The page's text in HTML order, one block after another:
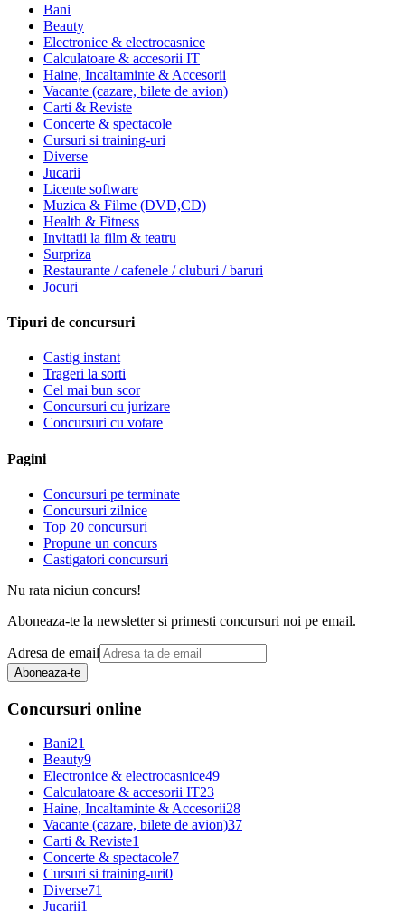
Bani
Beauty
Electronice & electrocasnice
Calculatoare & accesorii IT
Haine, Incaltaminte & Accesorii
Vacante (cazare, bilete de avion)
Carti & Reviste
Concerte & spectacole
Cursuri si training-uri
Diverse
Jucarii
Licente software
Muzica & Filme (DVD,CD)
Health & Fitness
Invitatii la film & teatru
Surpriza
Restaurante / cafenele / cluburi / baruri
Jocuri
Tipuri de concursuri
Castig instant
Trageri la sorti
Cel mai bun scor
Concursuri cu jurizare
Concursuri cu votare
Pagini
Concursuri pe terminate
Concursuri zilnice
Top 20 concursuri
Propune un concurs
Castigatori concursuri
Nu rata niciun concurs!
Aboneaza-te la newsletter si primesti concursuri noi pe email.
Adresa de email
Aboneaza-te
Concursuri online
Bani21
Beauty9
Electronice & electrocasnice49
Calculatoare & accesorii IT23
Haine, Incaltaminte & Accesorii28
Vacante (cazare, bilete de avion)37
Carti & Reviste1
Concerte & spectacole7
Cursuri si training-uri0
Diverse71
Jucarii1